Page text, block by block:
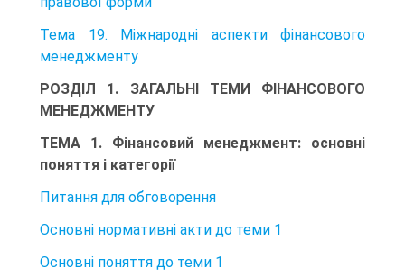
Тема 19. Міжнародні аспекти фінансового
менеджменту
РОЗДІЛ 1. ЗАГАЛЬНІ ТЕМИ ФІНАНСОВОГО
МЕНЕДЖМЕНТУ
ТЕМА 1. Фінансовий менеджмент: основні
поняття і категорії
Питання для обговорення
Основні нормативні акти до теми 1
Основні поняття до теми 1